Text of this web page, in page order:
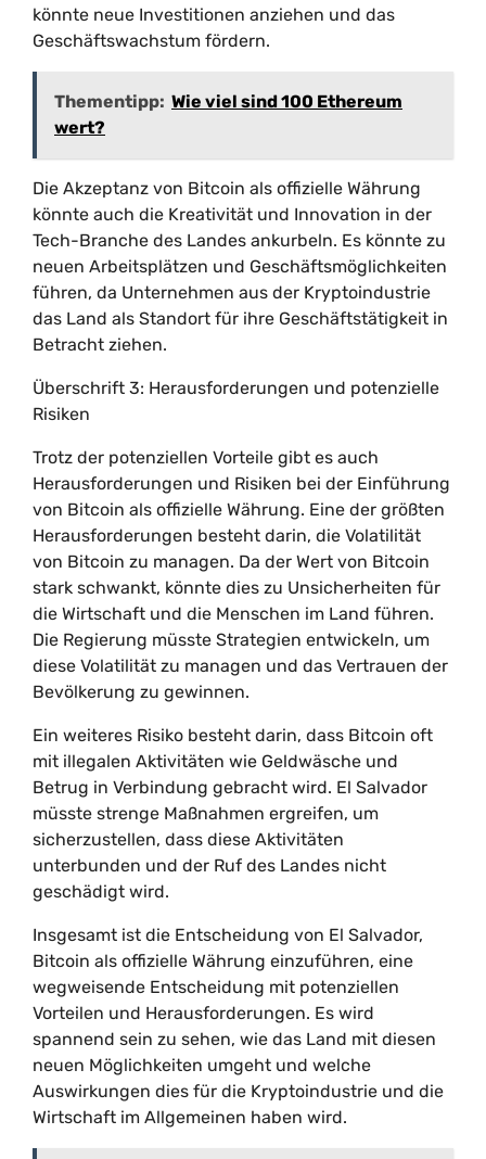
könnte neue Investitionen anziehen und das
Geschäftswachstum fördern.
Thementipp: Wie viel sind 100 Ethereum
wert?
Die Akzeptanz von Bitcoin als offizielle Währung
könnte auch die Kreativität und Innovation in der
Tech-Branche des Landes ankurbeln. Es könnte zu
neuen Arbeitsplätzen und Geschäftsmöglichkeiten
führen, da Unternehmen aus der Kryptoindustrie
das Land als Standort für ihre Geschäftstätigkeit in
Betracht ziehen.
Überschrift 3: Herausforderungen und potenzielle
Risiken
Trotz der potenziellen Vorteile gibt es auch
Herausforderungen und Risiken bei der Einführung
von Bitcoin als offizielle Währung. Eine der größten
Herausforderungen besteht darin, die Volatilität
von Bitcoin zu managen. Da der Wert von Bitcoin
stark schwankt, könnte dies zu Unsicherheiten für
die Wirtschaft und die Menschen im Land führen.
Die Regierung müsste Strategien entwickeln, um
diese Volatilität zu managen und das Vertrauen der
Bevölkerung zu gewinnen.
Ein weiteres Risiko besteht darin, dass Bitcoin oft
mit illegalen Aktivitäten wie Geldwäsche und
Betrug in Verbindung gebracht wird. El Salvador
müsste strenge Maßnahmen ergreifen, um
sicherzustellen, dass diese Aktivitäten
unterbunden und der Ruf des Landes nicht
geschädigt wird.
Insgesamt ist die Entscheidung von El Salvador,
Bitcoin als offizielle Währung einzuführen, eine
wegweisende Entscheidung mit potenziellen
Vorteilen und Herausforderungen. Es wird
spannend sein zu sehen, wie das Land mit diesen
neuen Möglichkeiten umgeht und welche
Auswirkungen dies für die Kryptoindustrie und die
Wirtschaft im Allgemeinen haben wird.